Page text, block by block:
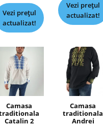
Vezi prețul
actualizat!
Vezi prețul
actualizat!
Camasa
Catalin 2
Camasa
traditionala
Andrei